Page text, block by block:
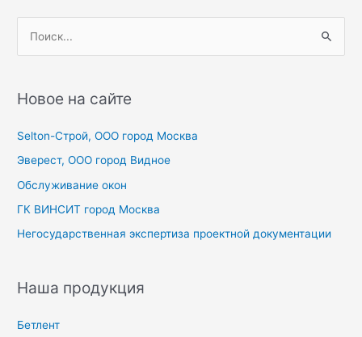
с
:
Новое на сайте
Selton-Строй, OOO город Москва
Эверест, ООО город Видное
Обслуживание окон
ГК ВИНСИТ город Москва
Негосударственная экспертиза проектной документации
Наша продукция
Бетлент